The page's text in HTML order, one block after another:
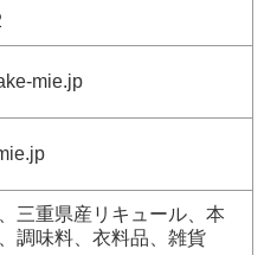
mie.jp
三重県産リキュール、本
調味料、衣料品、雑貨